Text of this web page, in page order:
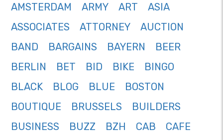
AMSTERDAM
ARMY ART
ASIA
ASSOCIATES
ATTORNEY
AUCTION
BAND
BARGAINS BAYERN
BEER
BERLIN
BET BID BIKE
BINGO
BLACK
BLOG BLUE
BOSTON
BOUTIQUE
BRUSSELS
BUILDERS
BUSINESS
BUZZ BZH CAB
CAFE